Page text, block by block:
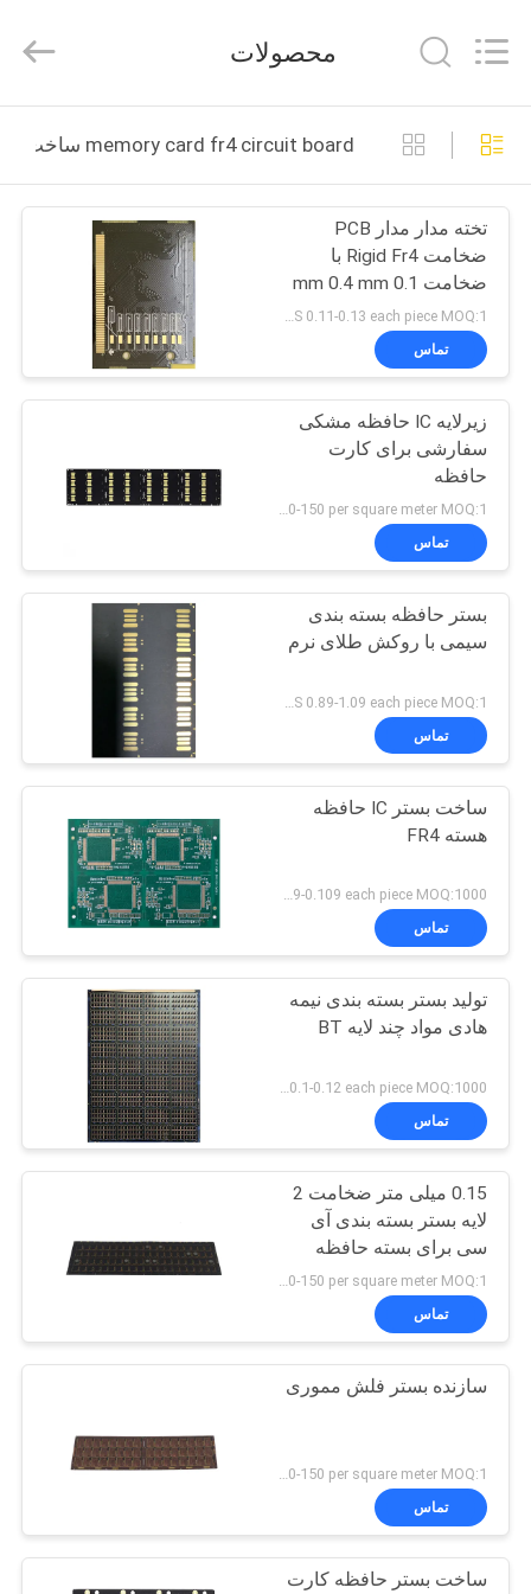
صفحه
اصلی
محصولات
درباره
کارخانه
کنترل
کیفیت
تماس
بگیرید
درخواست
نقل قول
سایت
PRIVACY
POLICY
Co.,Ltd..
محصولات
memory card fr4 circuit board ساخت آنلاین
تخته مدار مدار PCB
ضخامت Rigid Fr4 با
ضخامت 0.1 mm 0.4 mm
US 0.11-0.13 each piece MOQ:1 متر مربع
تماس
زیرلایه IC حافظه مشکی
سفارشی برای کارت
حافظه
تماس
بستر حافظه بسته بندی
سیمی با روکش طلای نرم
تماس
ساخت بستر IC حافظه
هسته FR4
US 0.089-0.109 each piece MOQ:1000 قطعه
تماس
تولید بستر بسته بندی نیمه
هادی مواد چند لایه BT
US 0.1-0.12 each piece MOQ:1000 قطعه
تماس
0.15 میلی متر ضخامت 2
لایه بستر بسته بندی آی
سی برای بسته حافظه
تماس
سازنده بستر فلش مموری
تماس
ساخت بستر حافظه کارت